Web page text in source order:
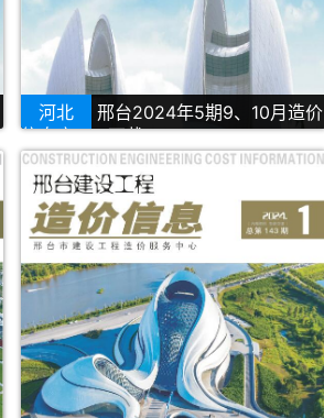
河北
邢台2024年5期9、10月造价
信息库PDF下载